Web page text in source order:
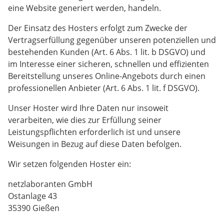
eine Website generiert werden, handeln.
Der Einsatz des Hosters erfolgt zum Zwecke der
Vertragserfüllung gegenüber unseren potenziellen und
bestehenden Kunden (Art. 6 Abs. 1 lit. b DSGVO) und
im Interesse einer sicheren, schnellen und effizienten
Bereitstellung unseres Online-Angebots durch einen
professionellen Anbieter (Art. 6 Abs. 1 lit. f DSGVO).
Unser Hoster wird Ihre Daten nur insoweit
verarbeiten, wie dies zur Erfüllung seiner
Leistungspflichten erforderlich ist und unsere
Weisungen in Bezug auf diese Daten befolgen.
Wir setzen folgenden Hoster ein:
netzlaboranten GmbH
Ostanlage 43
35390 Gießen